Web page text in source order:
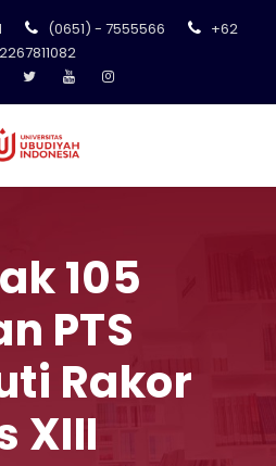
(0651) - 7555566
+62
105
PTS
Rakor
XIII